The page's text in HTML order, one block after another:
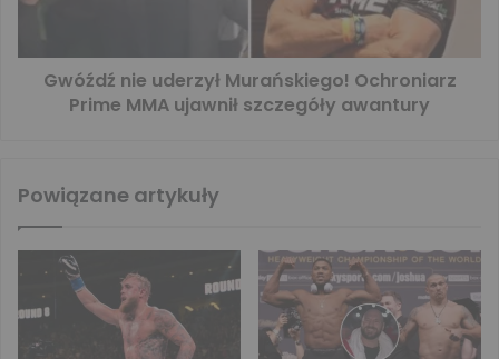
Gwóźdź nie uderzył Murańskiego! Ochroniarz
Prime MMA ujawnił szczegóły awantury
Powiązane artykuły